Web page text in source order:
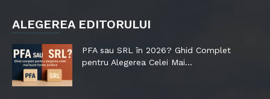
ALEGEREA EDITORULUI
PFA sau SRL în 2026? Ghid Complet
pentru Alegerea Celei Mai...